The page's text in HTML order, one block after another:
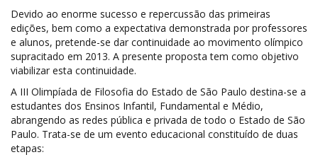
Devido ao enorme sucesso e repercussão das primeiras
edições, bem como a expectativa demonstrada por professores
e alunos, pretende-se dar continuidade ao movimento olímpico
supracitado em 2013. A presente proposta tem como objetivo
viabilizar esta continuidade.
A III Olimpíada de Filosofia do Estado de São Paulo destina-se a
estudantes dos Ensinos Infantil, Fundamental e Médio,
abrangendo as redes pública e privada de todo o Estado de São
Paulo. Trata-se de um evento educacional constituído de duas
etapas: